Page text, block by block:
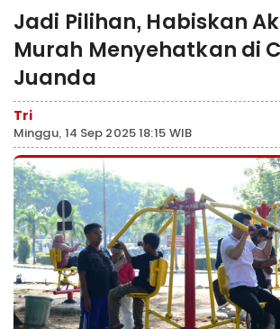
Jadi Pilihan, Habiskan
Murah Menyehatkan di
Juanda
Tri
Minggu, 14 Sep 2025 18:15 WIB